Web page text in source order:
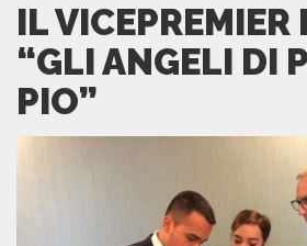
IL VICEPREMIER
“GLI ANGELI DI
PIO”